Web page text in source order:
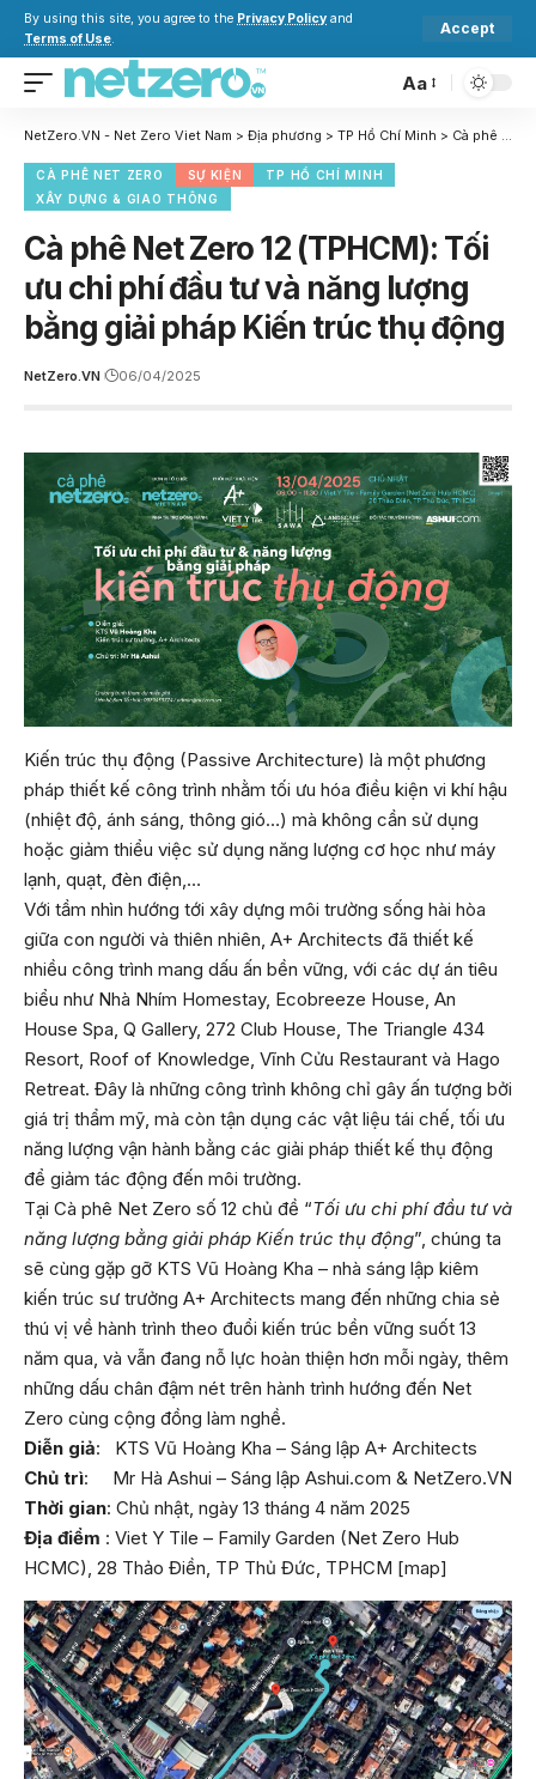
By using this site, you agree to the Privacy Policy and
Terms of Use.
Accept
Aa
NetZero.VN - Net Zero Viet Nam > Địa phương > TP Hồ Chí Minh > Cà phê Net Zero 12 (TPHCM): Tối ưu chi phí đầu tư và năng lượng bằng giải pháp Kiến trúc thụ động
CÀ PHÊ NET ZERO SỰ KIỆN
TP HỒ CHÍ MINH
XÂY DỰNG & GIAO THÔNG
Cà phê Net Zero 12 (TPHCM): Tối
ưu chi phí đầu tư và năng lượng
bằng giải pháp Kiến trúc thụ động
NetZero.VN 06/04/2025
Kiến trúc thụ động (Passive Architecture) là một phương
pháp thiết kế công trình nhằm tối ưu hóa điều kiện vi khí hậu
(nhiệt độ, ánh sáng, thông gió…) mà không cần sử dụng
hoặc giảm thiểu việc sử dụng năng lượng cơ học như máy
lạnh, quạt, đèn điện,…
Với tầm nhìn hướng tới xây dựng môi trường sống hài hòa
giữa con người và thiên nhiên, A+ Architects đã thiết kế
nhiều công trình mang dấu ấn bền vững, với các dự án tiêu
biểu như Nhà Nhím Homestay, Ecobreeze House, An
House Spa, Q Gallery, 272 Club House, The Triangle 434
Resort, Roof of Knowledge, Vĩnh Cửu Restaurant và Hago
Retreat. Đây là những công trình không chỉ gây ấn tượng bởi
giá trị thẩm mỹ, mà còn tận dụng các vật liệu tái chế, tối ưu
năng lượng vận hành bằng các giải pháp thiết kế thụ động
để giảm tác động đến môi trường.
Tại Cà phê Net Zero số 12 chủ đề “Tối ưu chi phí đầu tư và
năng lượng bằng giải pháp Kiến trúc thụ động”, chúng ta
sẽ cùng gặp gỡ KTS Vũ Hoàng Kha – nhà sáng lập kiêm
kiến trúc sư trưởng A+ Architects mang đến những chia sẻ
thú vị về hành trình theo đuổi kiến trúc bền vững suốt 13
năm qua, và vẫn đang nỗ lực hoàn thiện hơn mỗi ngày, thêm
những dấu chân đậm nét trên hành trình hướng đến Net
Zero cùng cộng đồng làm nghề.
Diễn giả: KTS Vũ Hoàng Kha – Sáng lập A+ Architects
Chủ trì: Mr Hà Ashui – Sáng lập Ashui.com & NetZero.VN
Thời gian: Chủ nhật, ngày 13 tháng 4 năm 2025
Địa điểm : Viet Y Tile – Family Garden (Net Zero Hub
HCMC), 28 Thảo Điền, TP Thủ Đức, TPHCM [map]